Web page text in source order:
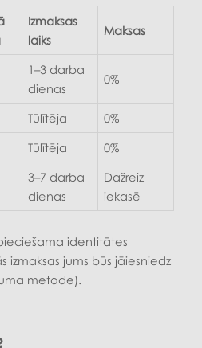
Izmaksas
laiks
Maksas
1–3 darba
dienas
0%
Tūlītēja 0%
Tūlītēja 0%
3–7 darba
dienas
Dažreiz
iekasē
identitātes
izmaksas jums būs jāiesniedz
metode).